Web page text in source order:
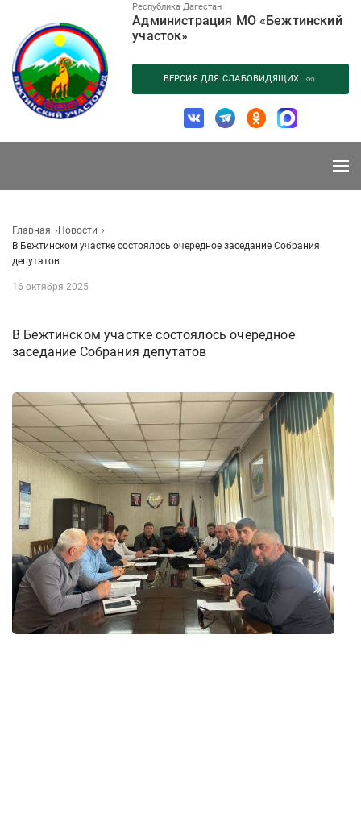
содержанию
Республика Дагестан
Администрация МО «Бежтинский
участок»
ВЕРСИЯ ДЛЯ СЛАБОВИДЯЩИХ
Главная
Новости
В Бежтинском участке состоялось очередное заседание Собрания
депутатов
16 октября 2025
В Бежтинском участке состоялось очередное
заседание Собрания депутатов